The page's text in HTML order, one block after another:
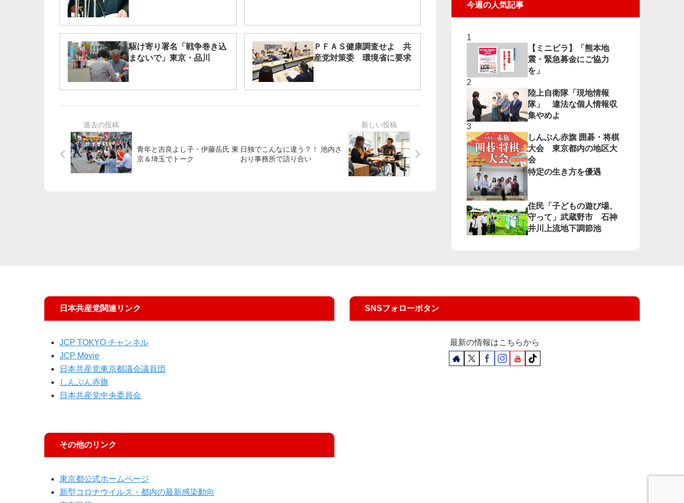
駆け寄り署名「戦争巻き込
まないで」東京・品川
ＰＦＡＳ健康調査せよ 共
産党対策委 環境省に要求
青年と吉良よし子・伊藤岳氏 東
京＆埼玉でトーク
日独でこんなに違う？！ 池内さ
おり事務所で語り合い
今週の人気記事
【ミニビラ】「熊本地
震・緊急募金にご協力
を」
陸上自衛隊「現地情報
隊」 違法な個人情報収
集やめよ
しんぶん赤旗 囲碁・将棋
大会 東京都内の地区大
会
特定の生き方を優遇
住民「子どもの遊び場、
守って」武蔵野市 石神
井川上流地下調節池
日本共産党関連リンク
JCP TOKYO チャンネル
JCP Movie
日本共産党東京都議会議員団
しんぶん赤旗
日本共産党中央委員会
その他のリンク
東京都公式ホームページ
新型コロナウイルス・都内の最新感染動向
SNSフォローボタン
最新の情報はこちらから